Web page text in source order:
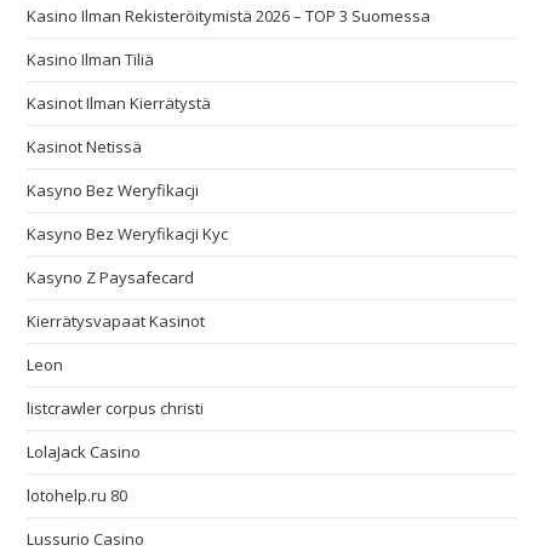
Kasino Ilman Rekisteröitymistä 2026 – TOP 3 Suomessa
Kasino Ilman Tiliä
Kasinot Ilman Kierrätystä
Kasinot Netissä
Kasyno Bez Weryfikacji
Kasyno Bez Weryfikacji Kyc
Kasyno Z Paysafecard
Kierrätysvapaat Kasinot
Leon
listcrawler corpus christi
LolaJack Casino
lotohelp.ru 80
Lussurio Casino